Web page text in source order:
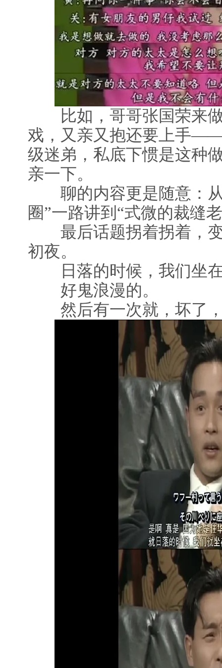
比如，哥哥张国荣来做
戏，又亲又抱还要上手
级迷弟，私底下惯是这种
亲一下。
聊的内容更是随意：从
圈”一路讲到“式微的裁缝
最后话题拐着拐着，变
初夜。
日落的时候，我们坐在
好鬼浪漫的。
然后有一次就，坏了，